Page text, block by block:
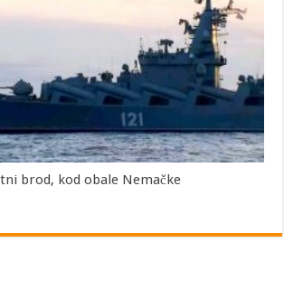
brod, kod obale Nemačke